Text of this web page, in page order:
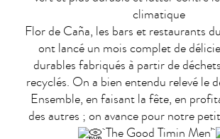
climatique
Flor de Caña, les bars et restaurants
ont lancé un mois complet de
durables fabriqués à partir de
recyclés. On a bien entendu relevé le
Ensemble, en faisant la fête, en
des autres ; on avance pour notre
The Good Timin Men’